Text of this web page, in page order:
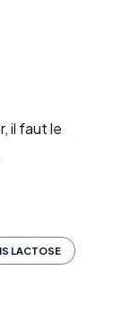
il faut le
LACTOSE